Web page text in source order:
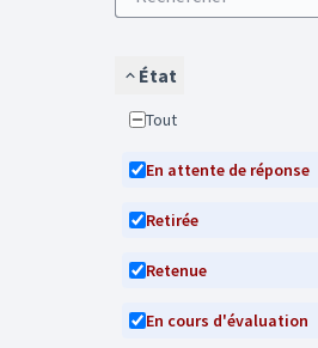
État
Tout
En attente de réponse
Retirée
Retenue
En cours d'évaluation